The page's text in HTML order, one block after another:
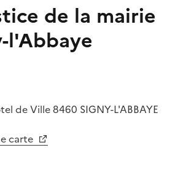
de la mairie
l'Abbaye
de Ville8460 SIGNY-L'ABBAYE
carte